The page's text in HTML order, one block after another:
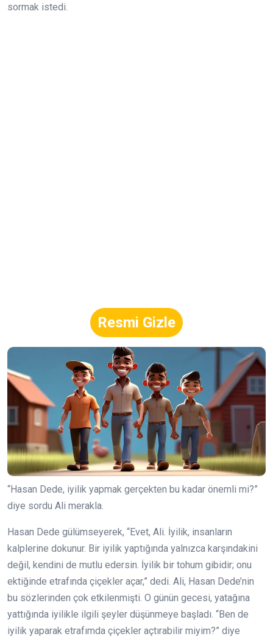
sormak istedi.
Resmi Gizle
“Hasan Dede, iyilik yapmak gerçekten bu kadar önemli mi?”
diye sordu Ali merakla.
Hasan Dede gülümseyerek, “Evet, Ali. İyilik, insanların
kalplerine dokunur. Bir iyilik yaptığında yalnızca karşındakini
değil, kendini de mutlu edersin. İyilik bir tohum gibidir; onu
ektiğinde etrafında çiçekler açar,” dedi. Ali, Hasan Dede’nin
bu sözlerinden çok etkilenmişti. O günün gecesi, yatağına
yattığında iyilikle ilgili şeyler düşünmeye başladı. “Ben de
iyilik yaparak etrafımda çiçekler açtırabilir miyim?” diye